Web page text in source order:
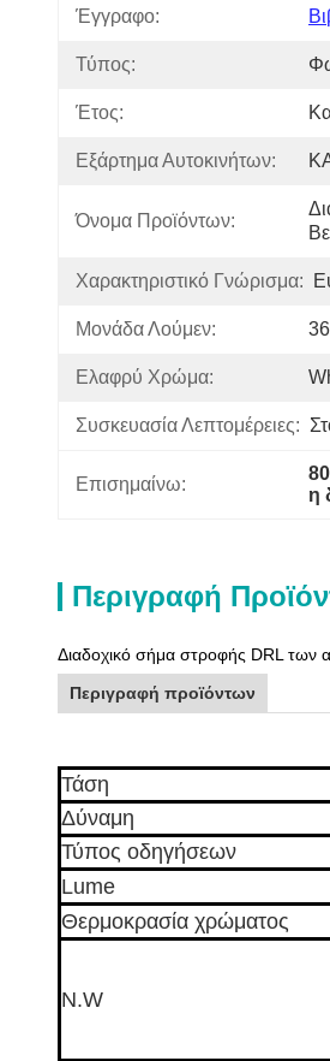
Έγγραφο:
Τύπος:
Έτος:
Εξάρτημα Αυτοκινήτων:
Όνομα Προϊόντων:
Χαρακτηριστικό Γνώρισμα:
Μονάδα Λούμεν:
Ελαφρύ Χρώμα:
Συσκευασία Λεπτομέρειες:
Επισημαίνω:
η
Περιγραφή
Διαδοχικό σήμα στροφής DRL των
Περιγραφή προϊόντων
Τάση
Δύναμη
Τύπος οδηγήσεων
Lume
Θερμοκρασία χρώματος
N.W